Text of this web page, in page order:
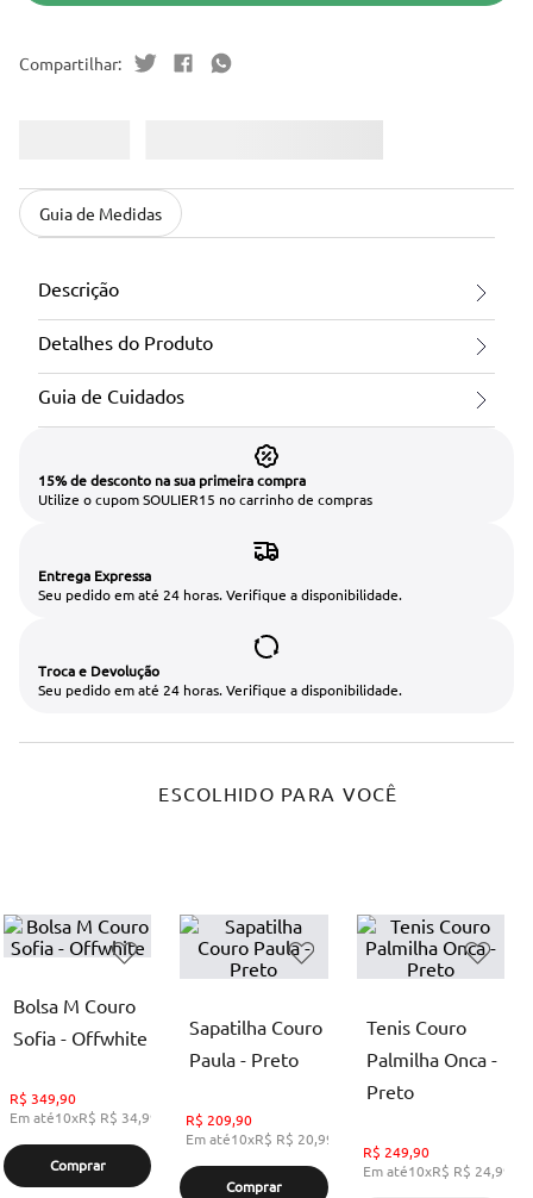
Guia de Medidas
Descrição
Detalhes do Produto
Guia de Cuidados
15% de desconto na sua primeira compra
Utilize o cupom SOULIER15 no carrinho de compras
Entrega Expressa
Seu pedido em até 24 horas. Verifique a disponibilidade.
Troca e Devolução
Seu pedido em até 24 horas. Verifique a disponibilidade.
ESCOLHIDO PARA VOCÊ
Bolsa M Couro
Sofia - Offwhite
R$ 349,90
Em até10xR$ R$ 34,99 sem juros
Comprar
Sapatilha Couro
Paula - Preto
R$ 209,90
Em até10xR$ R$ 20,99
Comprar
Tenis Couro
Palmilha Onca -
Preto
R$ 249,90
Em até10xR$ R$ 24,99